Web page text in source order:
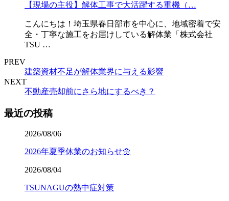
【現場の主役】解体工事で大活躍する重機（…
こんにちは！埼玉県春日部市を中心に、地域密着で安
全・丁寧な施工をお届けしている解体業「株式会社
TSU …
PREV
建築資材不足が解体業界に与える影響
NEXT
不動産売却前にさら地にするべき？
最近の投稿
2026/08/06
2026年夏季休業のお知らせ🌼
2026/08/04
TSUNAGUの熱中症対策